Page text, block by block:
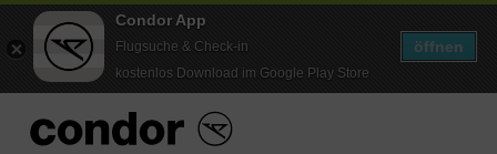
Condor App
Flugsuche & Check-in
kostenlos Download im Google Play Store
öffnen